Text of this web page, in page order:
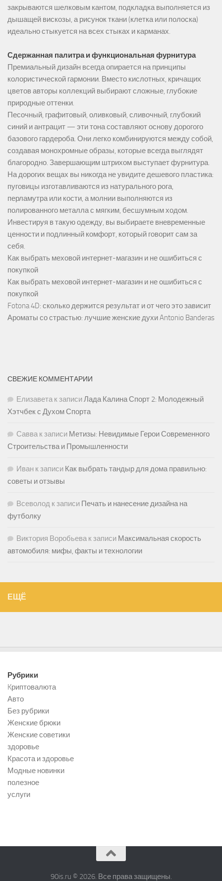
закрываются шелковым кантом, подкладка выполняется из
дышащей вискозы, а рисунок ткани (клетка или полоска)
идеально стыкуется на всех стыках и карманах.
Сдержанная палитра и функциональная фурнитура
Премиальный дизайн всегда опирается на принципы
колористической гармонии. Вместо кислотных, кричащих
цветов авторы коллекций выбирают сложные, глубокие
природные оттенки.
Песочный, графитовый, оливковый, сливочный, глубокий
синий и антрацит — эти тона составляют основу дорогого
базового гардероба. Они легко комбинируются между собой,
создавая монохромные образы, которые всегда выглядят
благородно. Завершающим штрихом выступает фурнитура.
На дорогих вещах вы никогда не увидите дешевого пластика:
пуговицы изготавливаются из натурального рога,
перламутра или кости, а молнии выполняются из
полированного металла с мягким, бесшумным ходом.
Инвестируя в такую одежду, вы выбираете вневременные
ценности и подлинный комфорт, который говорит сам за
себя.
Как выбрать меховой интернет-магазин и не ошибиться с
покупкой
Как выбрать меховой интернет-магазин и не ошибиться с
покупкой
Fotona 4D: сколько держится результат и от чего это зависит
Ароматы со страстью: лучшие женские духи Antonio Banderas
СВЕЖИЕ КОММЕНТАРИИ
Елизаветак записиЛада Калина Спорт 2: Молодежный
Хэтчбек с Духом Спорта
Саввак записи Метизы: Невидимые Герои Современного
Строительства и Промышленности
Иван к записи Как выбрать тандыр для дома правильно:
советы и отзывы
Всеволод к записи Печать и нанесение дизайна на
футболку
Виктория Воробьевак записи Максимальная скорость
автомобиля: мифы, факты и технологии
ЕЩЁ
Рубрики
Kриптовалюта
Авто
Без рубрики
Женские брюки
Женские советики
здоровье
Красота и здоровье
Модные новинки
полезное
услуги
90is.ru © 2026. Все права защищены.